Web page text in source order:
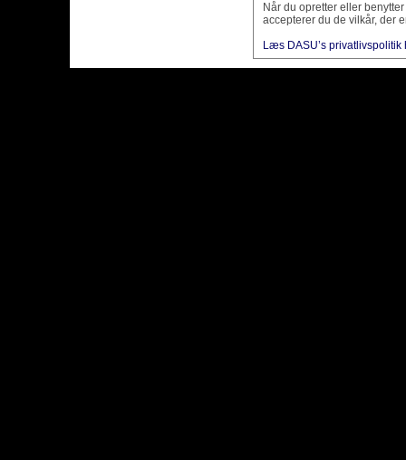
Når du opretter eller
accepterer du de vilkår, der
Læs DASU’s privatlivspolitik